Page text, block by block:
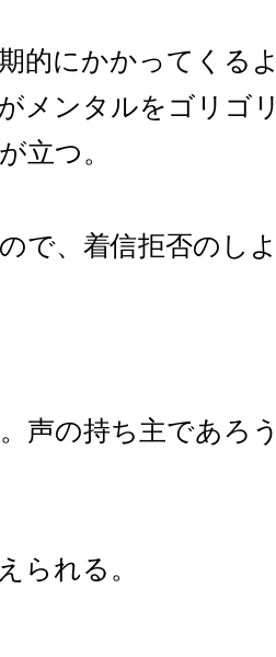
的にかかってくる
メンタルをゴリゴ
立つ。
で、着信拒否のし
声の持ち主であろ
られる。